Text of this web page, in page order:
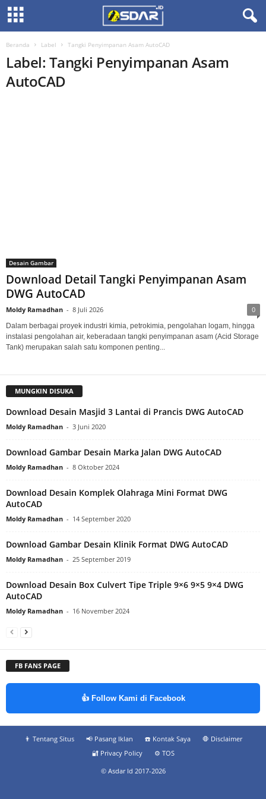
Beranda Label Tangki Penyimpanan Asam AutoCAD
Label: Tangki Penyimpanan Asam
AutoCAD
Desain Gambar
Download Detail Tangki Penyimpanan Asam
DWG AutoCAD
Moldy Ramadhan - 8 Juli 2026 0
Dalam berbagai proyek industri kimia, petrokimia, pengolahan logam, hingga
instalasi pengolahan air, keberadaan tangki penyimpanan asam (Acid Storage
Tank) merupakan salah satu komponen penting...
MUNGKIN DISUKA
Download Desain Masjid 3 Lantai di Prancis DWG AutoCAD
Moldy Ramadhan - 3 Juni 2020
Download Gambar Desain Marka Jalan DWG AutoCAD
Moldy Ramadhan - 8 Oktober 2024
Download Desain Komplek Olahraga Mini Format DWG
AutoCAD
Moldy Ramadhan - 14 September 2020
Download Gambar Desain Klinik Format DWG AutoCAD
Moldy Ramadhan - 25 September 2019
Download Desain Box Culvert Tipe Triple 9×6 9×5 9×4 DWG
AutoCAD
Moldy Ramadhan - 16 November 2024
FB FANS PAGE
👍 Follow Kami di Facebook
👨‍ Tentang Situs 📢 Pasang Iklan ☎️ Kontak Saya
🛑 Disclaimer
🔐 Privacy Policy
⚙️ TOS
© Asdar Id 2017-2026